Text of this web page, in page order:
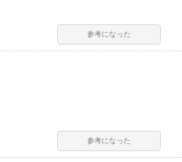
参考になった
参考になった